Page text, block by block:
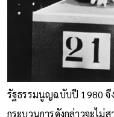
รัฐธรรมนูญฉบับปี 1980 จึ
กระบวนการดังกล่าวจะไม่